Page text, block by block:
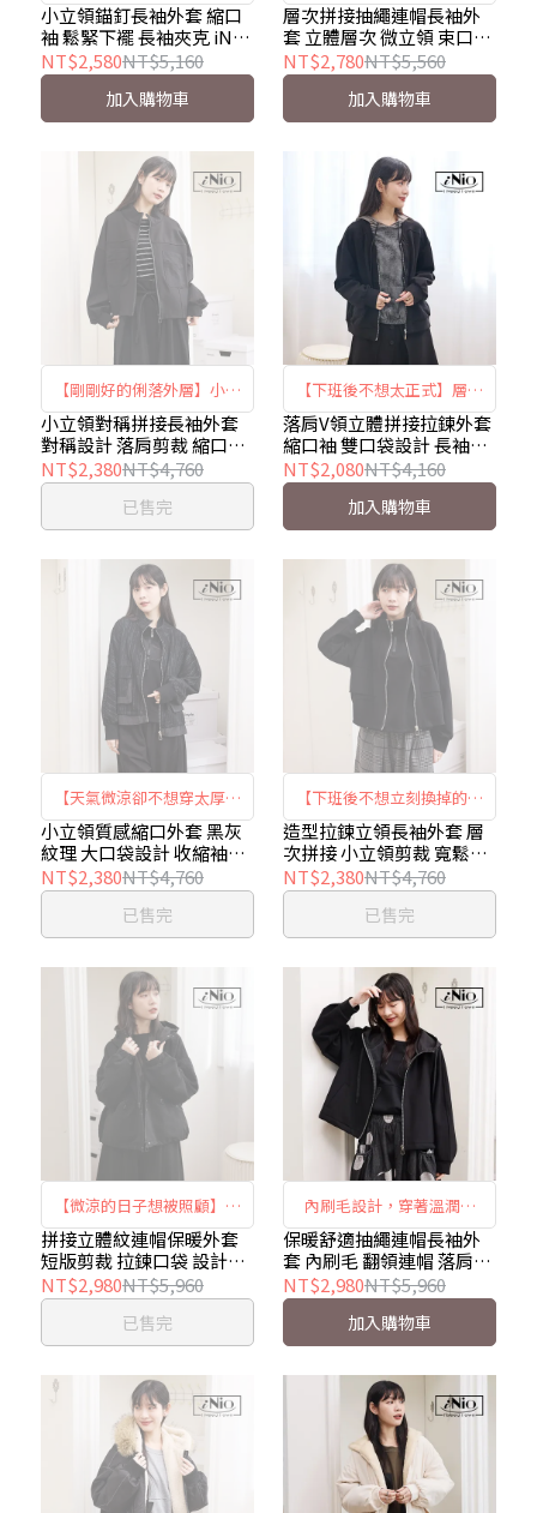
領休閒夾克 ｜俐落小立領 ×
束口袖 × 鬆緊下襬｜iNio
CEW4827
小立領錨釘長袖外套 縮口
袖 鬆緊下襬 長袖夾克 iNio
衣著美學 CEW4827
NT$2,580NT$5,160
加入購物車
拼接連帽夾克 ｜微立領設計
× 抽繩連帽 × 束口袖口｜
iNio CEW4826
層次拼接抽繩連帽長袖外
套 立體層次 微立領 束口袖
連帽夾克 iNio衣著美學
CEW4826
NT$2,780NT$5,560
加入購物車
【剛剛好的俐落外層】小立
領拼接外套 ｜對稱剪裁 ×
落肩線條 × 優雅縮口袖｜
iNio CEW4824
小立領對稱拼接長袖外套
對稱設計 落肩剪裁 縮口長
袖外套 iNio衣著美學
CEW4824
NT$2,380NT$4,760
已售完
【下班後不想太正式】層次
V領拉鍊外套 ｜立體拼接 ×
落肩剪裁 × 俐落縮口｜iNio
CEW4818
落肩V領立體拼接拉鍊外套
縮口袖 雙口袋設計 長袖夾
克 iNio衣著美學 CEW4818
NT$2,080NT$4,160
加入購物車
【天氣微涼卻不想穿太厚】
黑灰紋小立領縮口外套 ｜小
立領設計 × 紋理面料 × 俐
落收邊｜iNio CEW4817
小立領質感縮口外套 黑灰
紋理 大口袋設計 收縮袖口
外套 iNio 衣著美學
CEW4817
NT$2,380NT$4,760
已售完
【下班後不想立刻換掉的外
套】造型拉鍊立領拼接外套
｜拉鍊設計 × 小立領剪裁
× 層次拼接｜iNio CEW4814
造型拉鍊立領長袖外套 層
次拼接 小立領剪裁 寬鬆外
套 iNio 衣著美學 CEW4814
NT$2,380NT$4,760
已售完
【微涼的日子想被照顧】拼
接立體紋短版連帽外套 ｜立
體紋拼接 × 短版俐落 × 拉
鍊口袋｜iNio CEW4841
拼接立體紋連帽保暖外套
短版剪裁 拉鍊口袋 設計休
閒外套 iNio衣著美學
CEW4841
NT$2,980NT$5,960
已售完
內刷毛設計，穿著溫潤包
覆； 翻領結合抽繩連帽，造
型層次不單調。 落肩剪裁搭
配縮口袖，線條放鬆又俐
落。 長袖外套版型，日常穿
保暖舒適抽繩連帽長袖外
套 內刷毛 翻領連帽 落肩縮
口袖 長袖外套 iNio衣著美
學 CEW4845
NT$2,980NT$5,960
加入購物車